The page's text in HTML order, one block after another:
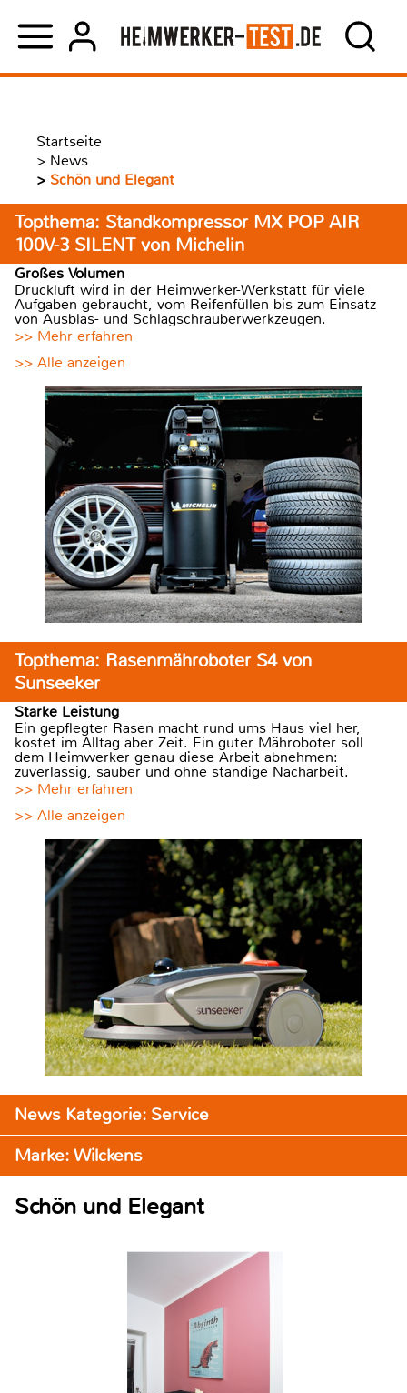
Startseite
> News
> Schön und Elegant
Topthema: Standkompressor MX POP AIR
100V-3 SILENT von Michelin
Großes Volumen
Druckluft wird in der Heimwerker-Werkstatt für viele
Aufgaben gebraucht, vom Reifenfüllen bis zum Einsatz
von Ausblas- und Schlagschrauberwerkzeugen.
>> Mehr erfahren
>> Alle anzeigen
Topthema: Rasenmähroboter S4 von
Sunseeker
Starke Leistung
Ein gepflegter Rasen macht rund ums Haus viel her,
kostet im Alltag aber Zeit. Ein guter Mähroboter soll
dem Heimwerker genau diese Arbeit abnehmen:
zuverlässig, sauber und ohne ständige Nacharbeit.
>> Mehr erfahren
>> Alle anzeigen
News Kategorie: Service
Marke: Wilckens
Schön und Elegant